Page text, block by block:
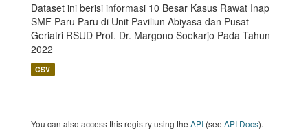
Dataset ini berisi informasi 10 Besar Kasus Rawat Inap
SMF Paru Paru di Unit Paviliun Abiyasa dan Pusat
Geriatri RSUD Prof. Dr. Margono Soekarjo Pada Tahun
2022
CSV
You can also access this registry using the API (see API Docs).